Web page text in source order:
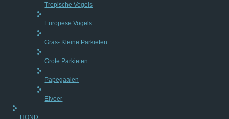
Tropische Vogels
Europese Vogels
Gras- Kleine Parkieten
Grote Parkieten
Papegaaien
Eivoer
HOND